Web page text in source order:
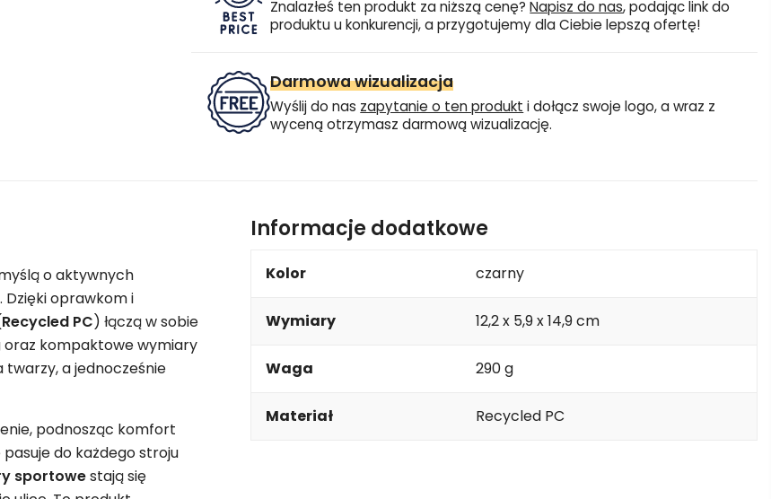
Znalazłeś ten produkt za niższą cenę?Napisz do nas, podając link do
produktu u konkurencji, a przygotujemy dla Ciebie lepszą ofertę!
Darmowa wizualizacja
Wyślij do nas zapytanie o ten produkt i dołącz swoje logo, a wraz z
wyceną otrzymasz darmową wizualizację.
o aktywnych
Dzięki oprawkom i
Recycled PC) łączą w sobie
oraz kompaktowe wymiary
a jednocześnie
podnosząc komfort
do każdego stroju
sportowestają się
Informacje dodatkowe
Kolor czarny
Wymiary 12,2 x 5,9 x 14,9 cm
Waga 290 g
Materiał Recycled PC